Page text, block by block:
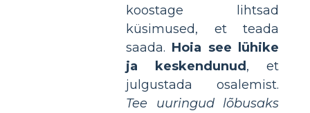
koostage lihtsad
küsimused, et teada
saada. Hoia see lühike
ja keskendunud , et
julgustada osalemist.
Tee uuringud lõbusaks